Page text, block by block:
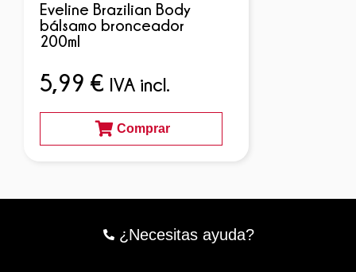
Eveline Brazilian Body
bálsamo bronceador
200ml
5,99€ IVA incl.
Comprar
¿Necesitas ayuda?